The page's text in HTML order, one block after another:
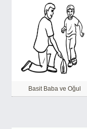
Basit Baba ve Oğul